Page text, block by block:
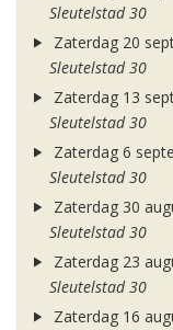
Sleutelstad 30
Zaterdag 20
Sleutelstad 30
Zaterdag 13
Sleutelstad 30
Zaterdag 6
Sleutelstad 30
Zaterdag 30
Sleutelstad 30
Zaterdag 23
Sleutelstad 30
Zaterdag 16